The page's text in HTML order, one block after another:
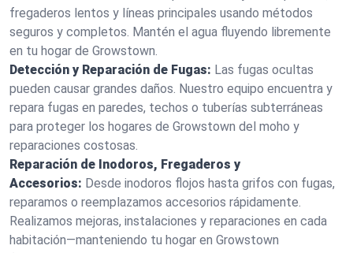
fregaderos lentos y líneas principales usando métodos
seguros y completos. Mantén el agua fluyendo libremente
en tu hogar de Growstown.
Detección y Reparación de Fugas: Las fugas ocultas
pueden causar grandes daños. Nuestro equipo encuentra y
repara fugas en paredes, techos o tuberías subterráneas
para proteger los hogares de Growstown del moho y
reparaciones costosas.
Reparación de Inodoros, Fregaderos y
Accesorios: Desde inodoros flojos hasta grifos con fugas,
reparamos o reemplazamos accesorios rápidamente.
Realizamos mejoras, instalaciones y reparaciones en cada
habitación—manteniendo tu hogar en Growstown